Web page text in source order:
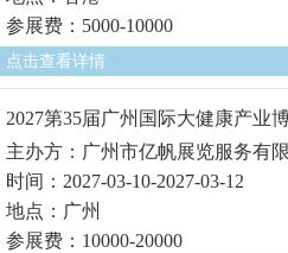
参展费：5000-10000
点击查看详情
2027第35届广州国际大健康产业
主办方：广州市亿帆展览服务有
时间：2027-03-10-2027-03-12
地点：广州
参展费：10000-20000